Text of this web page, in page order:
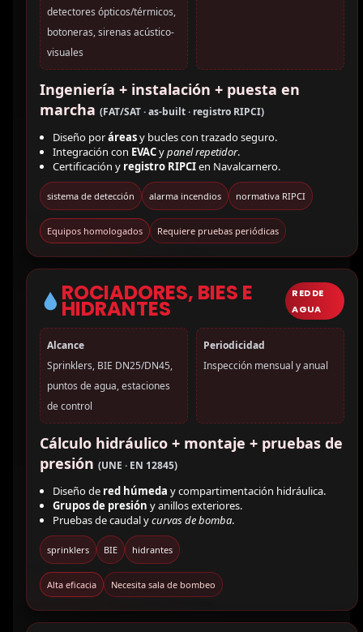
detectores ópticos/térmicos,
botoneras, sirenas acústico-
visuales
Ingeniería + instalación + puesta en
marcha (FAT/SAT · as-built · registro RIPCI)
Diseño poráreasy bucles con trazado seguro.
Integración con EVACypanel repetidor.
Certificación y registro RIPCIen Navalcarnero.
sistema de detección alarma incendios normativa RIPCI
Equipos homologados Requiere pruebas periódicas
ROCIADORES, BIES E
HIDRANTES
RED DE
AGUA
Alcance
Sprinklers, BIE DN25/DN45,
puntos de agua, estaciones
de control
Periodicidad
Inspección mensual y anual
Cálculo hidráulico + montaje + pruebas de
presión (UNE · EN 12845)
Diseño de red húmeda y compartimentación hidráulica.
Grupos de presión y anillos exteriores.
Pruebas de caudal ycurvas de bomba.
sprinklers BIE hidrantes
Alta eficacia Necesita sala de bombeo